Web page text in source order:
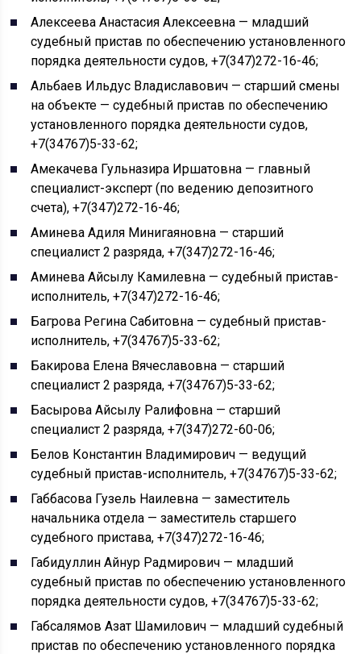
Алексеева Анастасия Алексеевна — младший
судебный пристав по обеспечению установленного
порядка деятельности судов, +7(347)272-16-46;
Альбаев Ильдус Владиславович — старший смены
на объекте — судебный пристав по обеспечению
установленного порядка деятельности судов,
+7(34767)5-33-62;
Амекачева Гульназира Иршатовна — главный
специалист-эксперт (по ведению депозитного
счета), +7(347)272-16-46;
Аминева Адиля Минигаяновна — старший
специалист 2 разряда, +7(347)272-16-46;
Аминева Айсылу Камилевна — судебный пристав-
исполнитель, +7(347)272-16-46;
Багрова Регина Сабитовна — судебный пристав-
исполнитель, +7(34767)5-33-62;
Бакирова Елена Вячеславовна — старший
специалист 2 разряда, +7(34767)5-33-62;
Басырова Айсылу Ралифовна — старший
специалист 2 разряда, +7(347)272-60-06;
Белов Константин Владимирович — ведущий
судебный пристав-исполнитель, +7(34767)5-33-62;
Габбасова Гузель Наилевна — заместитель
начальника отдела — заместитель старшего
судебного пристава, +7(347)272-16-46;
Габидуллин Айнур Радмирович — младший
судебный пристав по обеспечению установленного
порядка деятельности судов, +7(34767)5-33-62;
Габсалямов Азат Шамилович — младший судебный
пристав по обеспечению установленного порядка